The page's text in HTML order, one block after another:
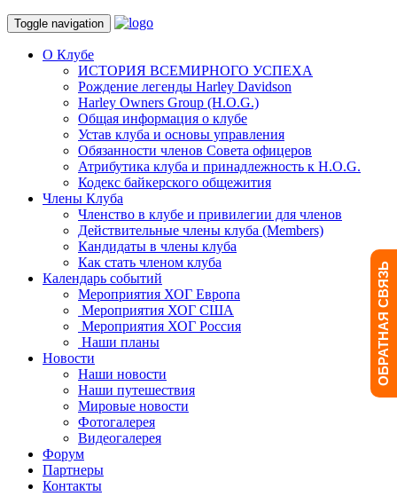
Toggle navigation
О Клубе
ИСТОРИЯ ВСЕМИРНОГО УСПЕХА
Рождение легенды Harley Davidson
Harley Owners Group (H.O.G.)
Общая информация о клубе
Устав клуба и основы управления
Обязанности членов Совета офицеров
Атрибутика клуба и принадлежность к H.O.G.
Кодекс байкерского общежития
Члены Клуба
Членство в клубе и привилегии для членов
Действительные члены клуба (Members)
Кандидаты в члены клуба
Как стать членом клуба
Календарь событий
Мероприятия ХОГ Европа
Мероприятия ХОГ США
Мероприятия ХОГ Россия
Наши планы
Новости
Наши новости
Наши путешествия
Мировые новости
Фотогалерея
Видеогалерея
Форум
Партнеры
Контакты
ОБРАТНАЯ СВЯЗЬ